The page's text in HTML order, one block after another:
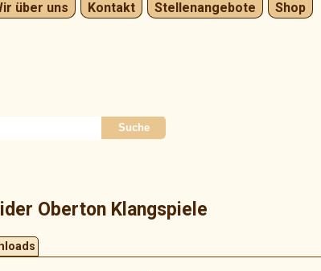
Navigation
über uns Kontakt Stellenangebote Shop
Suche
Oberton Klangspiele